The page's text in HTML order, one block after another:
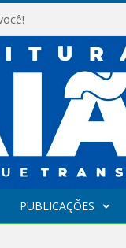
PUBLICAÇÕES